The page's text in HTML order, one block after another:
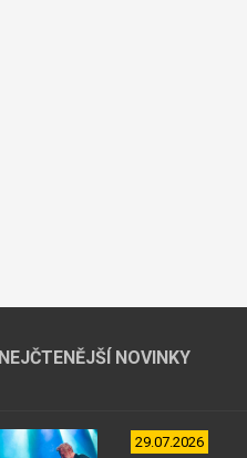
NEJČTENĚJŠÍ NOVINKY
29.07.2026